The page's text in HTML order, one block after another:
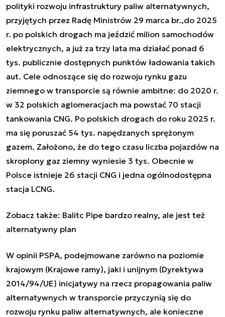
polityki rozwoju infrastruktury paliw alternatywnych,
przyjętych przez Radę Ministrów 29 marca br.,do 2025
r. po polskich drogach ma jeździć milion samochodów
elektrycznych, a już za trzy lata ma działać ponad 6
tys. publicznie dostępnych punktów ładowania takich
aut. Cele odnoszące się do rozwoju rynku gazu
ziemnego w transporcie są równie ambitne: do 2020 r.
w 32 polskich aglomeracjach ma powstać 70 stacji
tankowania CNG. Po polskich drogach do roku 2025 r.
ma się poruszać 54 tys. napędzanych sprężonym
gazem. Założono, że do tego czasu liczba pojazdów na
skroplony gaz ziemny wyniesie 3 tys. Obecnie w
Polsce istnieje 26 stacji CNG i jedna ogólnodostępna
stacja LCNG.
Zobacz także: Balitc Pipe bardzo realny, ale jest też
alternatywny plan
W opinii PSPA, podejmowane zarówno na poziomie
krajowym (Krajowe ramy), jaki i unijnym (Dyrektywa
2014/94/UE) inicjatywy na rzecz propagowania paliw
alternatywnych w transporcie przyczynią się do
rozwoju rynku paliw alternatywnych, ale konieczne